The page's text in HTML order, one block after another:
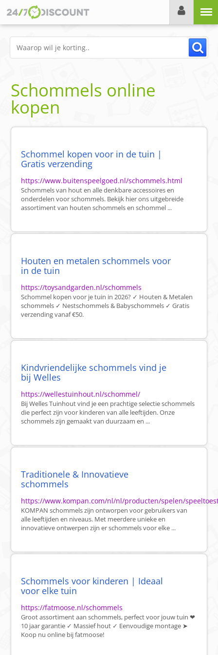
Schommels online
kopen
Schommel kopen voor in de tuin |
Gratis verzending
https://www.buitenspeelgoed.nl/schommels.html
Schommels van hout en alle denkbare accessoires en
onderdelen voor schommels. Bekijk hier ons uitgebreide
assortiment van houten schommels en schommel ...
Houten en metalen schommels voor
in de tuin
https://toysandgarden.nl/schommels
Schommel kopen voor je tuin in 2026? ✓ Houten & Metalen
schommels ✓ Nestschommels & Babyschommels ✓ Gratis
verzending vanaf €50.
Kindvriendelijke schommels vind je
bij Welles
https://wellestuinhout.nl/schommel/
Bij Welles Tuinhout vind je een prachtige selectie schommels
die perfect zijn voor kinderen van alle leeftijden. Onze
schommels zijn gemaakt van duurzaam en ...
Traditionele & Innovatieve
schommels
https://www.kompan.com/nl/nl/producten/spelen/
KOMPAN schommels zijn ontworpen voor gebruikers van
alle leeftijden en niveaus. Met meerdere unieke en
innovatieve ontwerpen zijn er schommels voor elke ...
Schommels voor kinderen | Ideaal
voor elke tuin
https://fatmoose.nl/schommels
Groot assortiment aan schommels, perfect voor jouw tuin ❤
10 jaar garantie ✓ Massief hout ✓ Eenvoudige montage ➤
Koop nu online bij fatmoose!